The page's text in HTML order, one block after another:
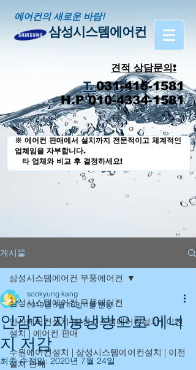
에어컨의 새로운 바람!
삼성시스템에어컨
견적 상담문의!
T.031-415-1581
H.P 010-4334-1581
세척 프로세스
※ 에어컨 판매에서 설치까지 전문적이고 체계적인
업체임을 자부합니다.
타 업체와 비교 후 결정하세요!
게시물
삼성시스템에어컨 무풍에어컨
안산에어컨설치 |삼성시스템에어컨설치 | 이전
설치 | 에어컨 판매
수원에어컨설치 | 삼성시스템에어컨설치 | 이전
설치 판매
삼성시스템에어컨 무풍에어컨
인감지 지능냉방으로 에너
지 저감
sookyung kang
2019년 3월 16일 1분 분량
최종 수정일: 2020년 7월 24일